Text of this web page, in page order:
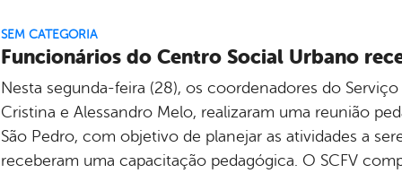
SEM CATEGORIA
Funcionários do Centro Social Urbano
Nesta segunda-feira (28), os coordenadores do
Cristina e Alessandro Melo, realizaram uma reunião
São Pedro, com objetivo de planejar as atividades a
receberam uma capacitação pedagógica. O SCFV